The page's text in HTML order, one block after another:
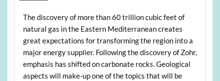
The discovery of more than 60 trillion cubic feet of
natural gas in the Eastern Mediterranean creates
great expectations for transforming the region into a
major energy supplier. Following the discovery of Zohr,
emphasis has shifted on carbonate rocks. Geological
aspects will make-up one of the topics that will be